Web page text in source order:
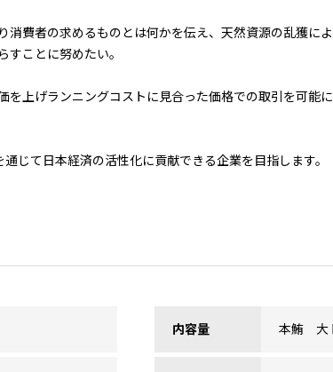
費者の求めるものとは何かを伝え、天然資源の乱獲に
ことに努めたい。
上げランニングコストに見合った価格での取引を可能
じて日本経済の活性化に貢献できる企業を目指します。
内容量 本鮪 大